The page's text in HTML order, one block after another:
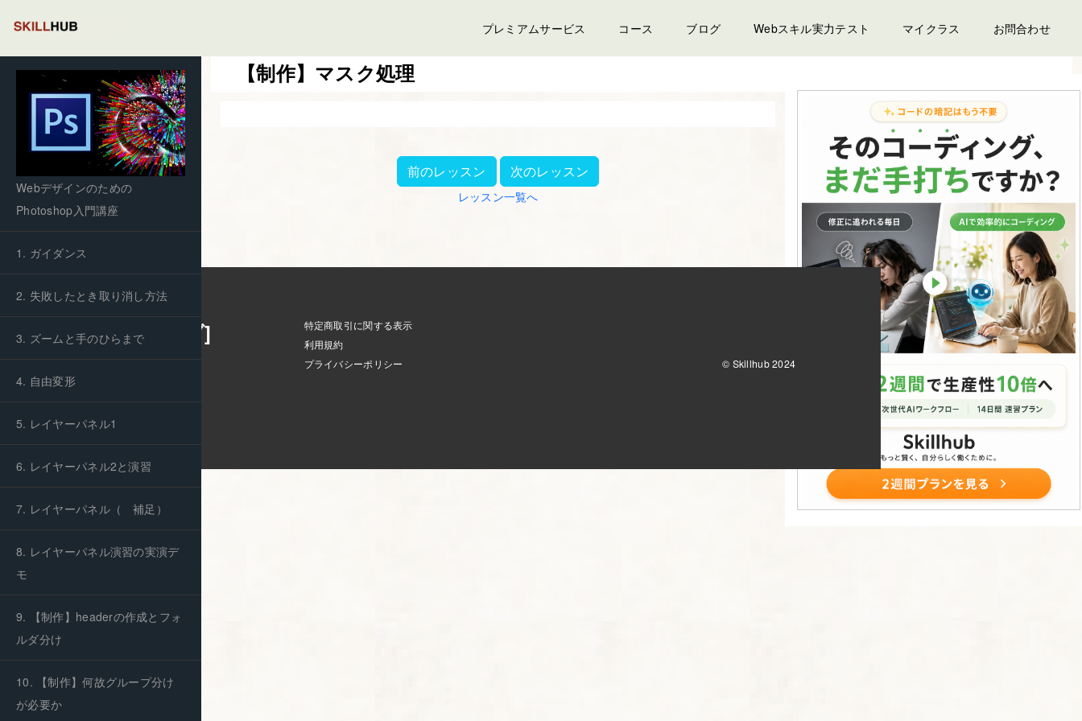
プレミアムサービス コース ブログ Webスキル実力テスト マイクラス お問合わせ
Webデザインのための
Photoshop入門講座
1. ガイダンス
2. 失敗したとき取り消し方法
3. ズームと手のひらまで
4. 自由変形
5. レイヤーパネル1
6. レイヤーパネル2と演習
7. レイヤーパネル（゙補足）
8. レイヤーパネル演習の実演デ
モ
9. 【制作】headerの作成とフォ
ルダ分け
10. 【制作】何故グループ分け
が必要か
【制作】マスク処理
前のレッスン 次のレッスン
レッスン一覧へ
Skillhub [スキルハブ]
■お問い合わせ
特定商取引に関する表示
利用規約
プライバシーポリシー
© Skillhub 2024